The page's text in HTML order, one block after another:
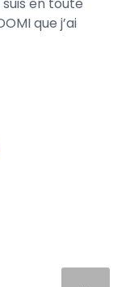
en toute
que j’ai